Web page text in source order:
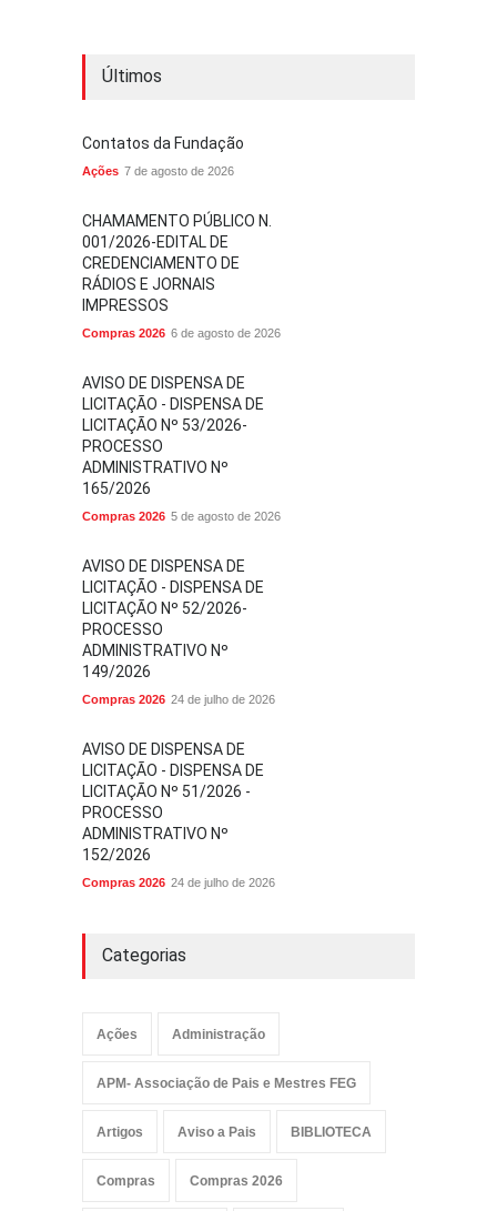
Últimos
Contatos da Fundação
Ações 7 de agosto de 2026
CHAMAMENTO PÚBLICO N.
001/2026-EDITAL DE
CREDENCIAMENTO DE
RÁDIOS E JORNAIS
IMPRESSOS
Compras 2026 6 de agosto de 2026
AVISO DE DISPENSA DE
LICITAÇÃO - DISPENSA DE
LICITAÇÃO Nº 53/2026-
PROCESSO
ADMINISTRATIVO Nº
165/2026
Compras 2026 5 de agosto de 2026
AVISO DE DISPENSA DE
LICITAÇÃO - DISPENSA DE
LICITAÇÃO Nº 52/2026-
PROCESSO
ADMINISTRATIVO Nº
149/2026
Compras 2026 24 de julho de 2026
AVISO DE DISPENSA DE
LICITAÇÃO - DISPENSA DE
LICITAÇÃO Nº 51/2026 -
PROCESSO
ADMINISTRATIVO Nº
152/2026
Compras 2026 24 de julho de 2026
Categorias
Ações Administração
APM- Associação de Pais e Mestres FEG
Artigos Aviso a Pais BIBLIOTECA
Compras Compras 2026